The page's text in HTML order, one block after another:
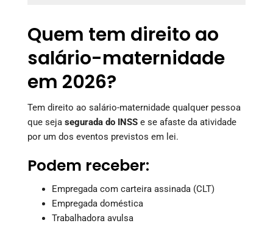
Quem tem direito ao
salário-maternidade
em 2026?
Tem direito ao salário-maternidade qualquer pessoa
que seja segurada do INSS e se afaste da atividade
por um dos eventos previstos em lei.
Podem receber:
Empregada com carteira assinada (CLT)
Empregada doméstica
Trabalhadora avulsa